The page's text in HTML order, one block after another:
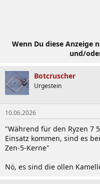
Wenn Du diese Anzeige
und/
Botcruscher
Urgestein
10.06.2026
"Während für den Ryzen 7
Einsatz kommen, sind es
Zen-5-Kerne"
Nö, es sind die ollen